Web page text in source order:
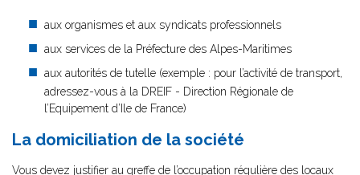
aux organismes et aux syndicats professionnels
aux services de la Préfecture des Alpes-Maritimes
aux autorités de tutelle (exemple : pour l’activité de transport,
adressez-vous à la DREIF - Direction Régionale de
l’Equipement d’Ile de France)
La domiciliation de la société
Vous devez justifier au greffe de l’occupation régulière des locaux